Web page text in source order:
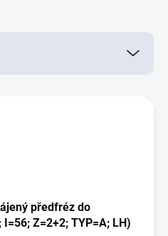
předfréz do
Z=2+2; TYP=A; LH)